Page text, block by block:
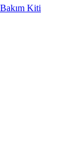
Kiti